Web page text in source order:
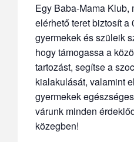
Egy Baba-Mama Klub,
elérhető teret biztosít a
gyermekek és szüleik
hogy támogassa a
tartozást, segítse a
kialakulását, valamint
gyermekek
várunk minden
közegben!